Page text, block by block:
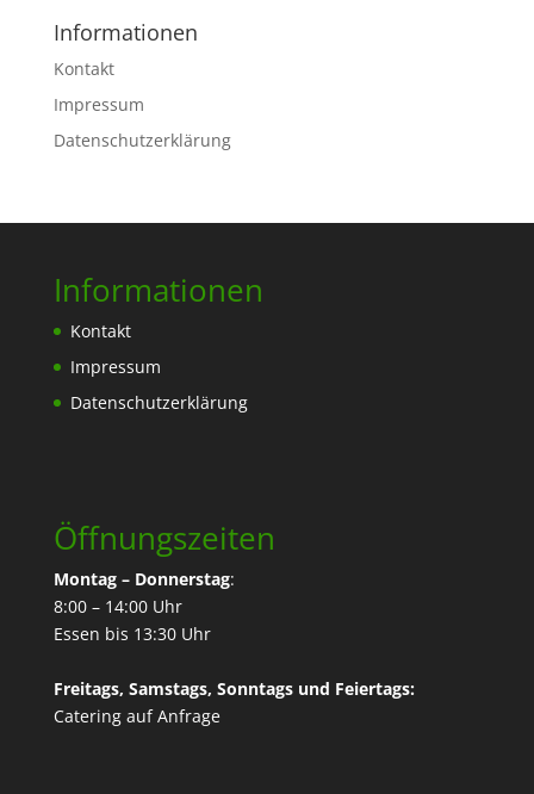
Informationen
Kontakt
Impressum
Datenschutzerklärung
Informationen
Kontakt
Impressum
Datenschutzerklärung
Öffnungszeiten
Montag – Donnerstag:
8:00 – 14:00 Uhr
Essen bis 13:30 Uhr
Freitags, Samstags, Sonntags und Feiertags:
Catering auf Anfrage